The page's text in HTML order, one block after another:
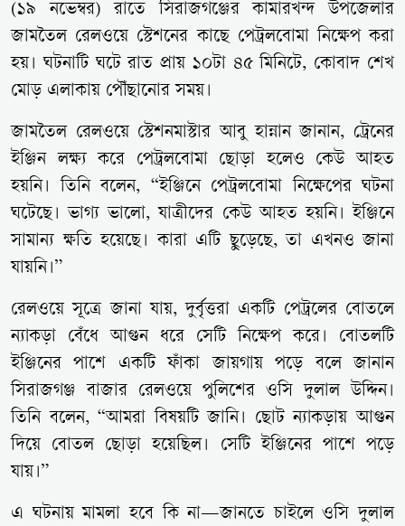
(১৯ নভেম্বর) রাতে সিরাজগঞ্জের কামারখন্দ উপজেলার
জামতৈল রেলওয়ে স্টেশনের কাছে পেট্রলবোমা নিক্ষেপ করা
হয়। ঘটনাটি ঘটে রাত প্রায় ১০টা ৪৫ মিনিটে, কোবাদ শেখ
মোড় এলাকায় পৌঁছানোর সময়।
জামতৈল রেলওয়ে স্টেশনমাস্টার আবু হান্নান জানান, ট্রেনের
ইঞ্জিন লক্ষ্য করে পেট্রলবোমা ছোড়া হলেও কেউ আহত
হয়নি। তিনি বলেন, “ইঞ্জিনে পেট্রলবোমা নিক্ষেপের ঘটনা
ঘটেছে। ভাগ্য ভালো, যাত্রীদের কেউ আহত হয়নি। ইঞ্জিনে
সামান্য ক্ষতি হয়েছে। কারা এটি ছুড়েছে, তা এখনও জানা
যায়নি।”
রেলওয়ে সূত্রে জানা যায়, দুর্বৃত্তরা একটি পেট্রলের বোতলে
ন্যাকড়া বেঁধে আগুন ধরে সেটি নিক্ষেপ করে। বোতলটি
ইঞ্জিনের পাশে একটি ফাঁকা জায়গায় পড়ে বলে জানান
সিরাজগঞ্জ বাজার রেলওয়ে পুলিশের ওসি দুলাল উদ্দিন।
তিনি বলেন, “আমরা বিষয়টি জানি। ছোট ন্যাকড়ায় আগুন
দিয়ে বোতল ছোড়া হয়েছিল। সেটি ইঞ্জিনের পাশে পড়ে
যায়।”
এ ঘটনায় মামলা হবে কি না—জানতে চাইলে ওসি দুলাল